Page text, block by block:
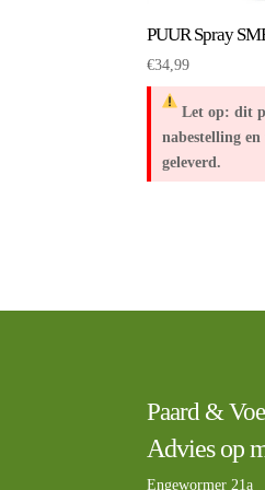
PUUR Spray
€34,99
Let op: dit
nabestelling
geleverd.
Paard &
Advies op
Engewormer 21a